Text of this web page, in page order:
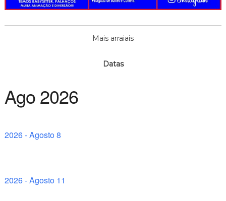
Mais arraiais
Datas
Ago 2026
2026 - Agosto 8
2026 - Agosto 11